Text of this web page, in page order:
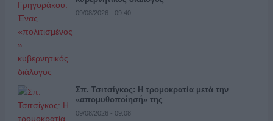
09/08/2026 - 09:40
Σπ. Τσιτσίγκος: Η τρομοκρατία μετά την
«απομυθοποίησή» της
09/08/2026 - 09:08